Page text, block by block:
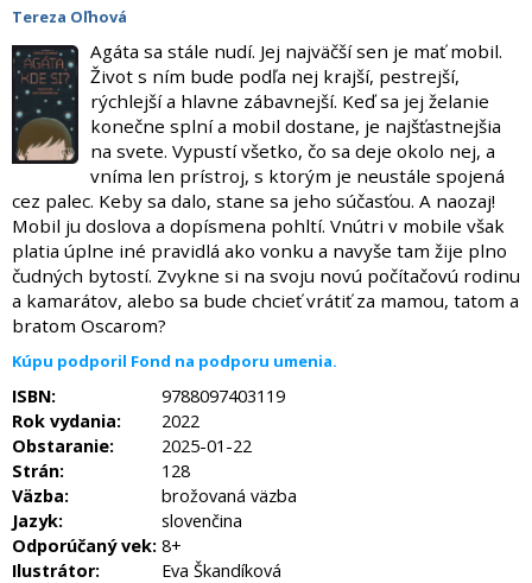
Tereza Oľhová
Agáta sa stále nudí. Jej najväčší sen je mať mobil.
Život s ním bude podľa nej krajší, pestrejší,
rýchlejší a hlavne zábavnejší. Keď sa jej želanie
konečne splní a mobil dostane, je najšťastnejšia
na svete. Vypustí všetko, čo sa deje okolo nej, a
vníma len prístroj, s ktorým je neustále spojená
cez palec. Keby sa dalo, stane sa jeho súčasťou. A naozaj!
Mobil ju doslova a dopísmena pohltí. Vnútri v mobile však
platia úplne iné pravidlá ako vonku a navyše tam žije plno
čudných bytostí. Zvykne si na svoju novú počítačovú rodinu
a kamarátov, alebo sa bude chcieť vrátiť za mamou, tatom a
bratom Oscarom?
Kúpu podporil Fond na podporu umenia.
ISBN:
9788097403119
Rok vydania:
2022
Obstaranie:
2025-01-22
Strán:
128
Väzba:
brožovaná väzba
Jazyk:
slovenčina
Odporúčaný vek: 8+
Ilustrátor:
Eva Škandíková